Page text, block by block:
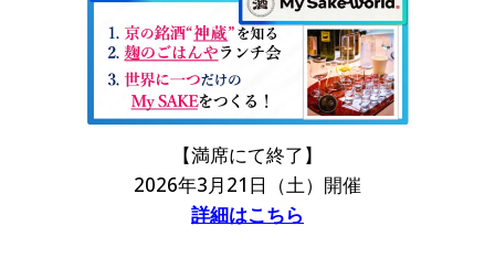
【満席にて終了】
2026年3月21日（土）開催
詳細はこちら